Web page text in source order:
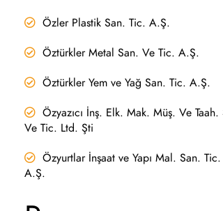
Özler Plastik San. Tic. A.Ş.
Öztürkler Metal San. Ve Tic. A.Ş.
Öztürkler Yem ve Yağ San. Tic. A.Ş.
Özyazıcı İnş. Elk. Mak. Müş. Ve Taah.
Ve Tic. Ltd. Şti
Özyurtlar İnşaat ve Yapı Mal. San. Tic.
A.Ş.